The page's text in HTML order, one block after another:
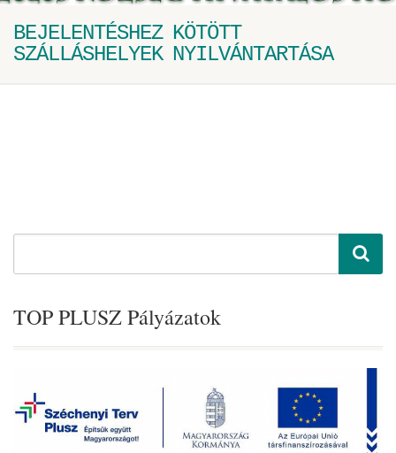
BEJELENTÉSHEZ KÖTÖTT
SZÁLLÁSHELYEK NYILVÁNTARTÁSA
TOP PLUSZ Pályázatok